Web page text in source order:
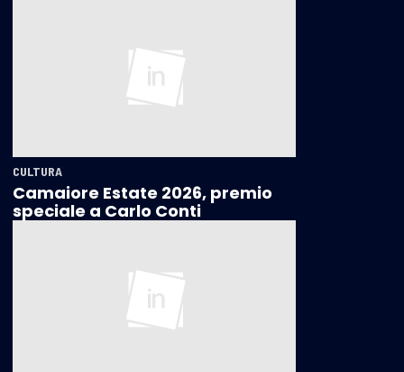
CULTURA
Camaiore Estate 2026, premio
speciale a Carlo Conti